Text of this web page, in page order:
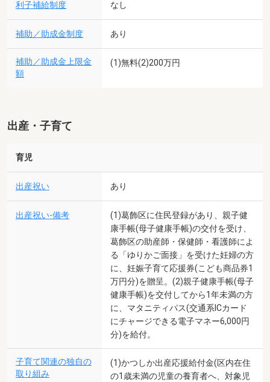
利子補給制度 なし
補助／助成金制度 あり
補助／助成金上限金
額
(1)無料(2)200万円
出産・子育て
育児
出産祝い あり
出産祝い-備考
(1)葛飾区に住民登録があり、親子健
康手帳(母子健康手帳)の交付を受け、
葛飾区の助産師・保健師・看護師によ
る「ゆりかご面接」を受けた妊婦の方
に、妊娠子育て応援券(こども商品券1
万円分)を贈呈。(2)親子健康手帳(母子
健康手帳)を交付してから1年未満の方
に、マタニティパス(交通系ICカード
にチャージできる電子マネー6,000円
分)を給付。
子育て関連の独自の
取り組み
(1)かつしか出産応援給付金(区内在住
の1歳未満の児童の養育者へ、対象児